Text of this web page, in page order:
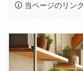
当ページのリン